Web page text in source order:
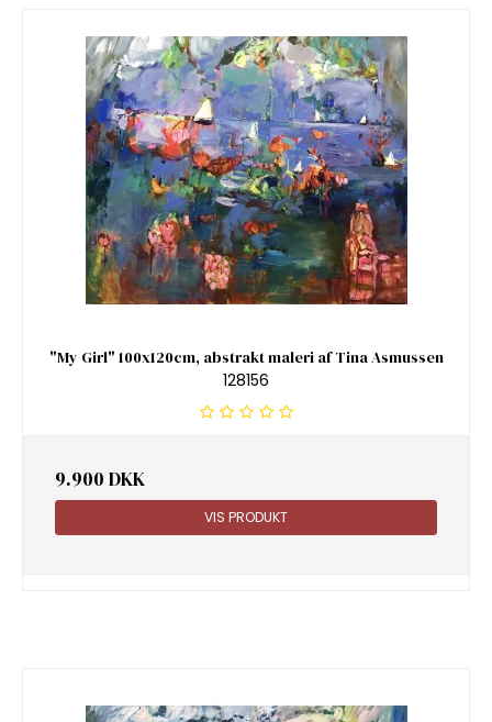
"My Girl" 100x120cm, abstrakt maleri af Tina Asmussen
128156
9.900 DKK
VIS PRODUKT